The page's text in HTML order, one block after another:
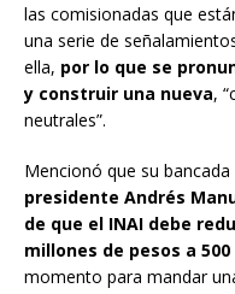
las comisionadas que
una serie de
ella, por lo que se
y construir una nueva,
neutrales”.
Mencionó que su bancada
presidente Andrés
de que el INAI debe
millones de pesos a
momento para mandar